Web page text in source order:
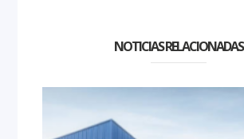
NOTICIAS RELACIONADAS